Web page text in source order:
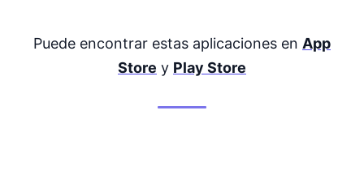
Puede encontrar estas aplicaciones en App
Store y Play Store